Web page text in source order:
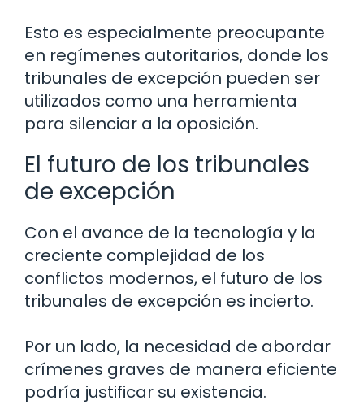
Esto es especialmente preocupante
en regímenes autoritarios, donde los
tribunales de excepción pueden ser
utilizados como una herramienta
para silenciar a la oposición.
El futuro de los tribunales
de excepción
Con el avance de la tecnología y la
creciente complejidad de los
conflictos modernos, el futuro de los
tribunales de excepción es incierto.
Por un lado, la necesidad de abordar
crímenes graves de manera eficiente
podría justificar su existencia.